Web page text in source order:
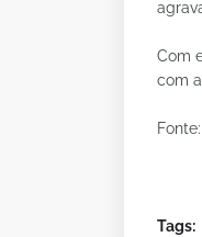
Com
com
Tags: